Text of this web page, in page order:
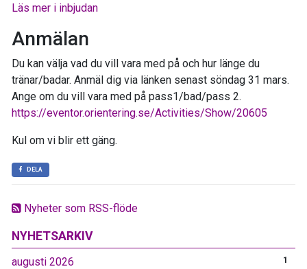
Nyheter som RSS-flöde
NYHETSARKIV
augusti 2026 1
Läs mer i inbjudan
Anmälan
Du kan välja vad du vill vara med på och hur länge du
tränar/badar. Anmäl dig via länken senast söndag 31 mars.
Ange om du vill vara med på pass1/bad/pass 2.
https://eventor.orientering.se/Activities/Show/20605
Kul om vi blir ett gäng.
DELA